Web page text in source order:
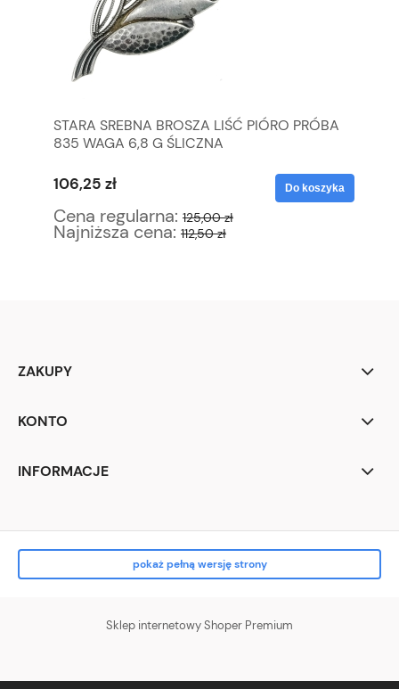
STARA SREBNA BROSZA LIŚĆ PIÓRO PRÓBA
835 WAGA 6,8 G ŚLICZNA
106,25 zł
Cena regularna: 125,00 zł
Najniższa cena: 112,50 zł
Do koszyka
ZAKUPY
KONTO
INFORMACJE
pokaż pełną wersję strony
Sklep internetowy Shoper Premium